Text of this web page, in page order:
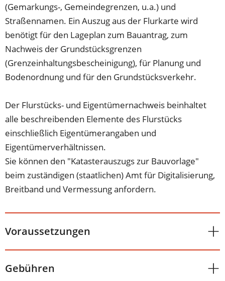
(Gemarkungs-, Gemeindegrenzen, u.a.) und
Straßennamen. Ein Auszug aus der Flurkarte wird
benötigt für den Lageplan zum Bauantrag, zum
Nachweis der Grundstücksgrenzen
(Grenzeinhaltungsbescheinigung), für Planung und
Bodenordnung und für den Grundstücksverkehr.
Der Flurstücks- und Eigentümernachweis beinhaltet
alle beschreibenden Elemente des Flurstücks
einschließlich Eigentümerangaben und
Eigentümerverhältnissen.
Sie können den "Katasterauszugs zur Bauvorlage"
beim zuständigen (staatlichen) Amt für Digitalisierung,
Breitband und Vermessung anfordern.
Voraussetzungen
Gebühren